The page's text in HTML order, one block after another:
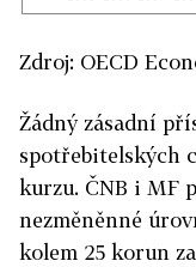
Zdroj: OECD
Žádný zásadní
spotřebitelských
kurzu. ČNB i MF
nezměněnné
kolem 25 korun